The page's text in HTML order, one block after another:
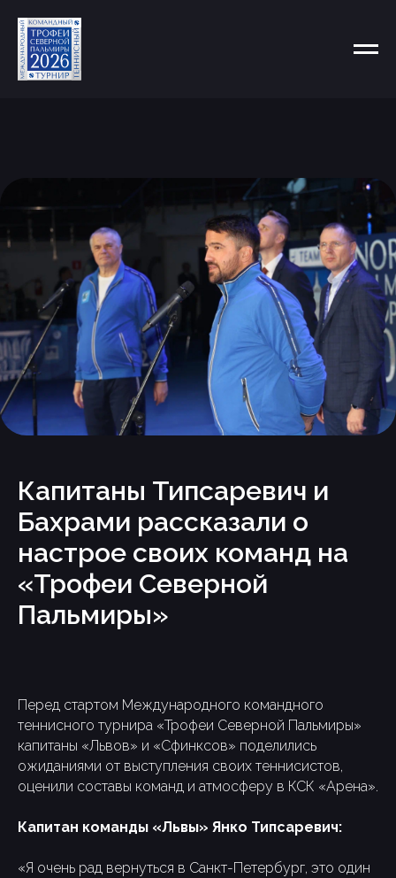
Капитаны Типсаревич и
Бахрами рассказали о
настрое своих команд на
«Трофеи Северной
Пальмиры»
Перед стартом Международного командного
теннисного турнира «Трофеи Северной Пальмиры»
капитаны «Львов» и «Сфинксов» поделились
ожиданиями от выступления своих теннисистов,
оценили составы команд и атмосферу в КСК «Арена».
Капитан команды «Львы» Янко Типсаревич:
«Я очень рад вернуться в Санкт-Петербург, это один